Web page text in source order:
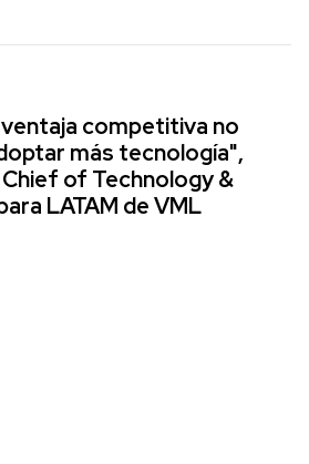
competitiva no
más tecnología",
Chief of Technology &
LATAM de VML